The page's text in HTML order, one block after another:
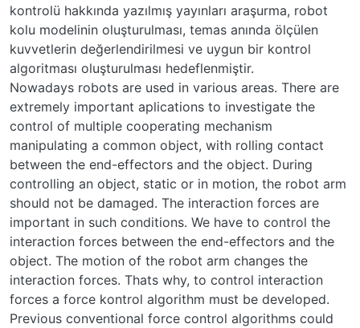
kontrolü hakkında yazılmış yayınları araşurma, robot
kolu modelinin oluşturulması, temas anında ölçülen
kuvvetlerin değerlendirilmesi ve uygun bir kontrol
algoritması oluşturulması hedeflenmiştir.
Nowadays robots are used in various areas. There are
extremely important aplications to investigate the
control of multiple cooperating mechanism
manipulating a common object, with rolling contact
between the end-effectors and the object. During
controlling an object, static or in motion, the robot arm
should not be damaged. The interaction forces are
important in such conditions. We have to control the
interaction forces between the end-effectors and the
object. The motion of the robot arm changes the
interaction forces. Thats why, to control interaction
forces a force kontrol algorithm must be developed.
Previous conventional force control algorithms could